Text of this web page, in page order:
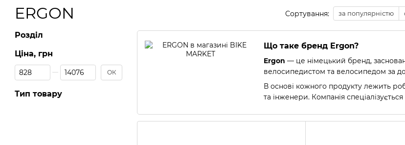
ERGON Сортування: за популярністю
Що таке бренд Ergon?
Ergon — це німецький бренд,
велосипедистом та велосипедом за
В основі кожного продукту лежить
та інженери. Компанія
Розділ
Ціна, грн
Від Ціна, грн
До Ціна, грн ОК
Тип товару